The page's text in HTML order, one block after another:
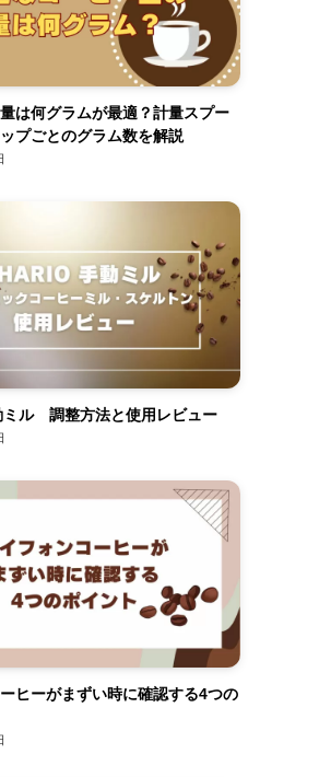
は何グラムが最適？計量スプー
プごとのグラム数を解説
ル 調整方法と使用レビュー
ヒーがまずい時に確認する4つの